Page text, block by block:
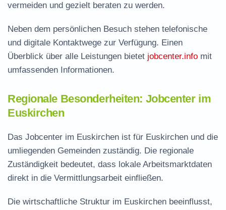
vermeiden und gezielt beraten zu werden.
Neben dem persönlichen Besuch stehen telefonische
und digitale Kontaktwege zur Verfügung. Einen
Überblick über alle Leistungen bietet jobcenter.info mit
umfassenden Informationen.
Regionale Besonderheiten: Jobcenter im
Euskirchen
Das Jobcenter im Euskirchen ist für Euskirchen und die
umliegenden Gemeinden zuständig. Die regionale
Zuständigkeit bedeutet, dass lokale Arbeitsmarktdaten
direkt in die Vermittlungsarbeit einfließen.
Die wirtschaftliche Struktur im Euskirchen beeinflusst,